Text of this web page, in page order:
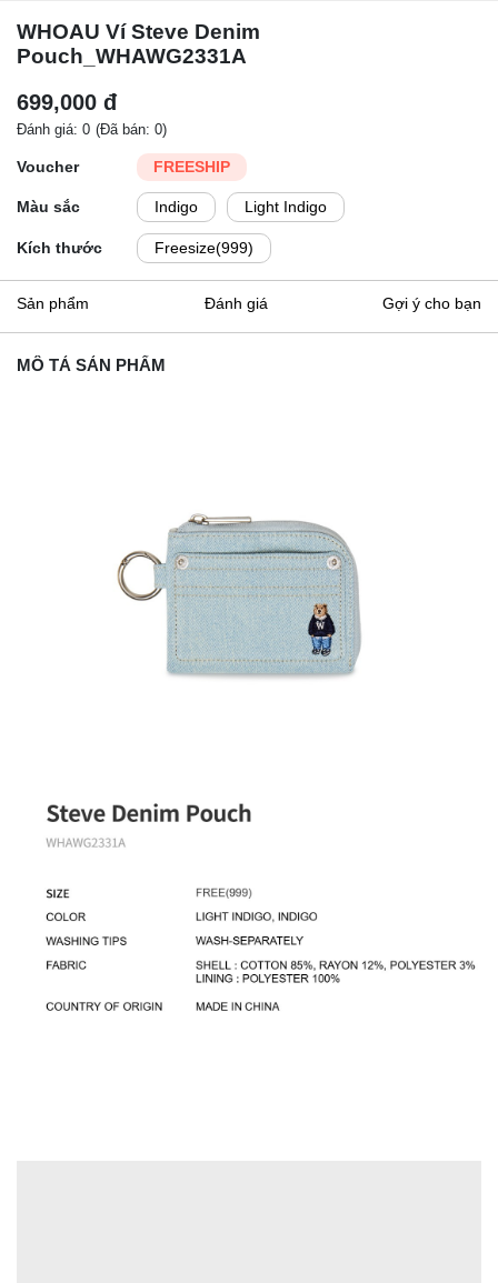
WHOAU Ví Steve Denim
Pouch_WHAWG2331A
699,000 đ
Đánh giá: 0 (Đã bán: 0)
Voucher FREESHIP
Màu sắc Indigo Light Indigo
Kích thước Freesize(999)
Sản phẩm Đánh giá Gợi ý cho bạn
MÔ TẢ SẢN PHẨM